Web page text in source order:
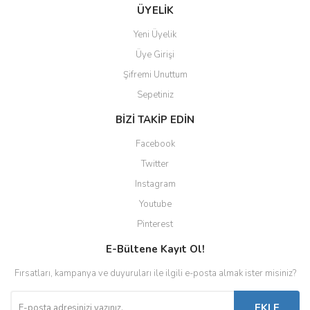
ÜYELİK
Yeni Üyelik
Üye Girişi
Şifremi Unuttum
Sepetiniz
BİZİ TAKİP EDİN
Facebook
Twitter
Instagram
Youtube
Pinterest
E-Bültene Kayıt Ol!
Fırsatları, kampanya ve duyuruları ile ilgili e-posta almak ister misiniz?